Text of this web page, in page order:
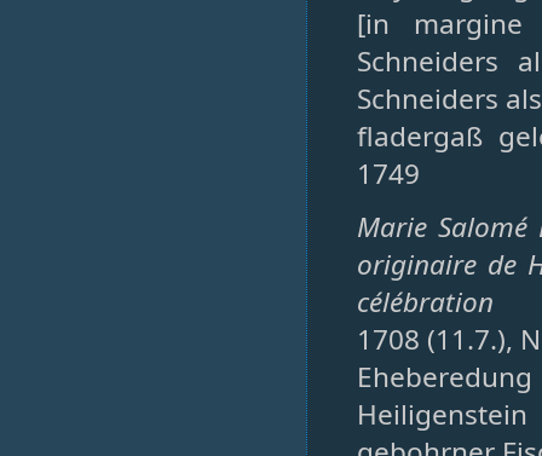
[in margine
Schneiders
Schneiders
fladergaß
1749
Marie Salomé
originaire de
célébration
1708 (11.7.),